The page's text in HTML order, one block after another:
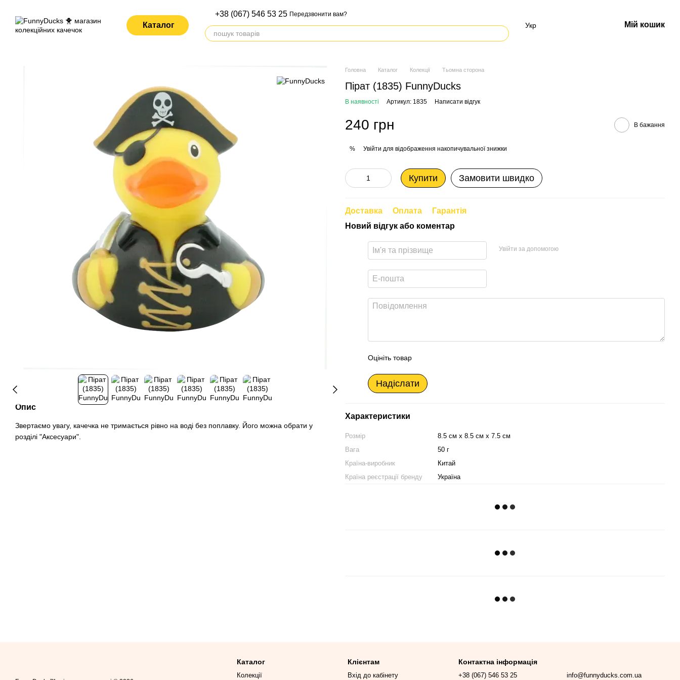
Каталог
+38 (067) 546 53 25 Передзвонити вам?
Укр Мій кошик
Опис
Звертаємо увагу, качечка не тримається рівно на воді без поплавку. Його можна обрати у
розділі "Аксесуари".
Головна Каталог Колекції Тьомна сторона
Пірат (1835) FunnyDucks
В наявності Артикул: 1835 Написати відгук
240 грн В бажання
% Увійти для відображення накопичувальної знижки
Купити Замовити швидко
Доставка Оплата
Гарантія
Новий відгук або коментар
Увійти за допомогою
Оцініть товар
Надіслати
Характеристики
Розмір
8.5 см х 8.5 см х 7.5 см
Вага
50 г
Країна-виробник
Китай
Країна реєстрації бренду
Україна
Каталог
Колекції
Клієнтам
Вхід до кабінету
Контактна інформація
+38 (067) 546 53 25 info@funnyducks.com.ua